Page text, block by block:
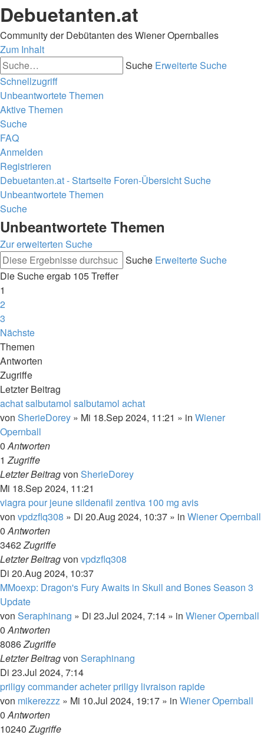
Debuetanten.at
Community der Debütanten des Wiener Opernballes
Zum Inhalt
Suche Erweiterte Suche
Schnellzugriff
Unbeantwortete Themen
Aktive Themen
Suche
FAQ
Anmelden
Registrieren
Debuetanten.at - Startseite Foren-ÜbersichtSuche
Unbeantwortete Themen
Suche
Unbeantwortete Themen
Zur erweiterten Suche
Suche Erweiterte Suche
Die Suche ergab 105 Treffer
1
2
3
Nächste
Themen
Antworten
Zugriffe
Letzter Beitrag
achat salbutamol salbutamol achat
von SherieDorey » Mi 18.Sep 2024, 11:21 » in Wiener
Opernball
0Antworten
1Zugriffe
Letzter Beitragvon SherieDorey
Mi 18.Sep 2024, 11:21
viagra pour jeune sildenafil zentiva 100 mg avis
von vpdzflq308 » Di 20.Aug 2024, 10:37 » in Wiener Opernball
0Antworten
3462Zugriffe
Letzter Beitragvon vpdzflq308
Di 20.Aug 2024, 10:37
MMoexp: Dragon's Fury Awaits in Skull and Bones Season 3
Update
von Seraphinang » Di 23.Jul 2024, 7:14 » in Wiener Opernball
0Antworten
8086Zugriffe
Letzter Beitragvon Seraphinang
Di 23.Jul 2024, 7:14
priligy commander acheter priligy livraison rapide
von mikerezzz » Mi 10.Jul 2024, 19:17 » in Wiener Opernball
0Antworten
10240Zugriffe